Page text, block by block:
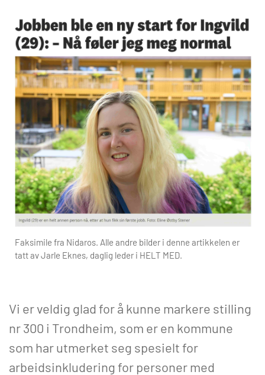
Faksimile fra Nidaros. Alle andre bilder i denne artikkelen er
tatt av Jarle Eknes, daglig leder i HELT MED.
Vi er veldig glad for å kunne markere stilling
nr 300 i Trondheim, som er en kommune
som har utmerket seg spesielt for
arbeidsinkludering for personer med